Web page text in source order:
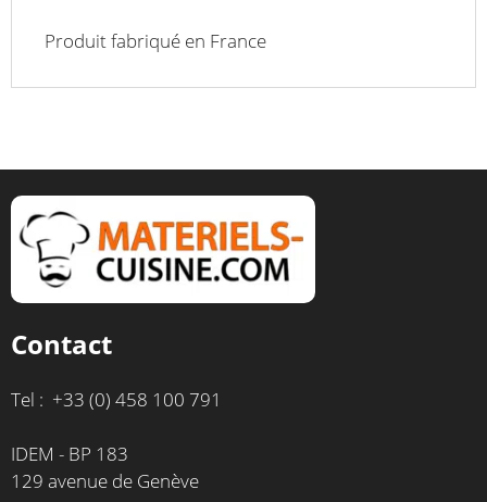
Produit fabriqué en France
Contact
Tel : +33 (0) 458 100 791
IDEM - BP 183
129 avenue de Genève